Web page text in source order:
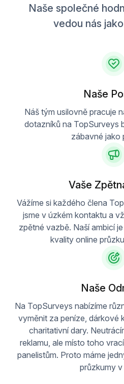
Naše společné
vedou nás
Naše
Náš tým usilovně pracuje
dotazníků na TopSurveys
zábavné jako
Vaše
Vážíme si každého člena
jsme v úzkém kontaktu a
zpětné vazbě. Naší ambicí
kvality online
Naše
Na TopSurveys nabízíme
vyměnit za peníze, dárkové
charitativní dary.
reklamu, ale místo toho
panelistům. Proto máme
průzkumy